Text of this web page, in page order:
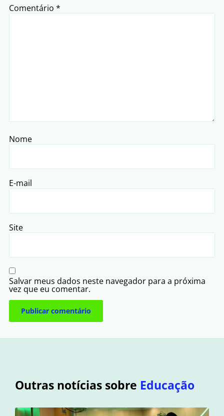
Comentário *
Nome
E-mail
Site
Salvar meus dados neste navegador para a próxima
vez que eu comentar.
Outras notícias sobre Educação